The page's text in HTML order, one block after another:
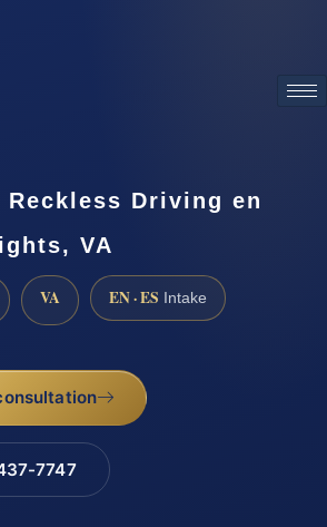
Reckless Driving en
VA
VA EN · ES Intake
7747